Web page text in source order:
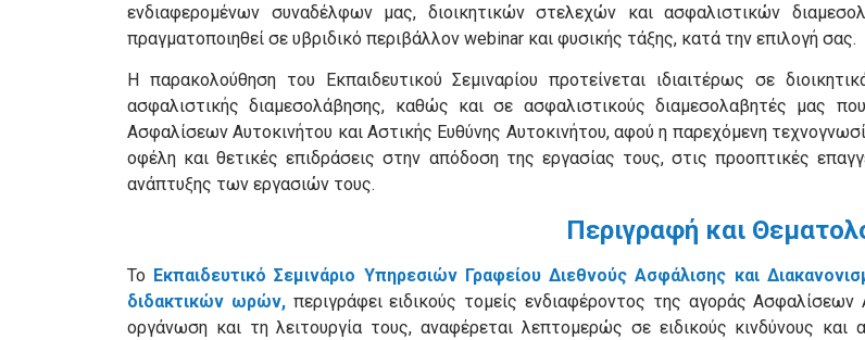
ενδιαφερομένων συναδέλφων μας, διοικητικών στελεχών και ασφαλιστικών
πραγματοποιηθεί σε υβριδικό περιβάλλον webinar και φυσικής τάξης, κατά την επιλογή σας.
Η παρακολούθηση του Εκπαιδευτικού Σεμιναρίου προτείνεται ιδιαιτέρως σε
ασφαλιστικής διαμεσολάβησης, καθώς και σε ασφαλιστικούς διαμεσολαβητές μας
Ασφαλίσεων Αυτοκινήτου και Αστικής Ευθύνης Αυτοκινήτου, αφού η παρεχόμενη
οφέλη και θετικές επιδράσεις στην απόδοση της εργασίας τους, στις προοπτικές
ανάπτυξης των εργασιών τους.
Περιγραφή και
Το Εκπαιδευτικό Σεμινάριο Υπηρεσιών Γραφείου Διεθνούς Ασφάλισης και
διδακτικών ωρών, περιγράφει ειδικούς τομείς ενδιαφέροντος της αγοράς
οργάνωση και τη λειτουργία τους, αναφέρεται λεπτομερώς σε ειδικούς κινδύνους και